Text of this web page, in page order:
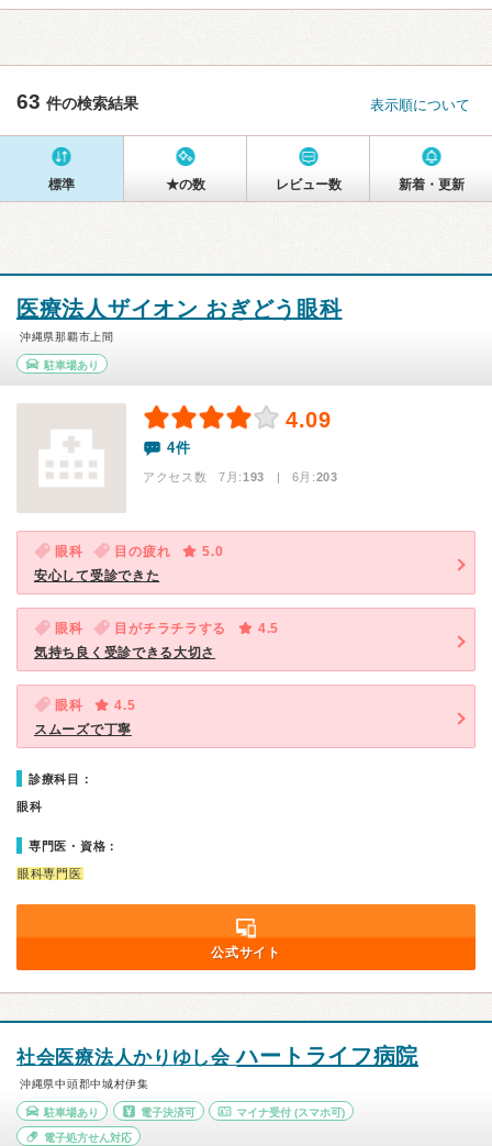
63 件の検索結果 表示順について
標準 ★の数 レビュー数 新着・更新
医療法人ザイオン おぎどう眼科
沖縄県那覇市上間
駐車場あり
4.09
4件
アクセス数 7月:193 | 6月:203
眼科 目の疲れ
5.0
安心して受診できた
眼科 目がチラチラする
4.5
気持ち良く受診できる大切さ
眼科
4.5
スムーズで丁寧
診療科目：
眼科
専門医・資格：
眼科専門医
公式サイト
社会医療法人かりゆし会ハートライフ病院
沖縄県中頭郡中城村伊集
駐車場あり 電子決済可 マイナ受付 (スマホ可)
電子処方せん対応